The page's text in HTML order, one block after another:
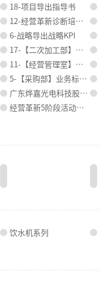
18-项目导出指导书
12-经营革新诊断培训及高层诊断报告
6-战略导出战略KPI
17-【二次加工部】业务标准说明书
11-【经营管理室】业务标准说明书
5-【采购部】业务标准说明书
广东烨嘉光电科技股份有限公司简介
经营革新5阶段活动手册
饮水机系列